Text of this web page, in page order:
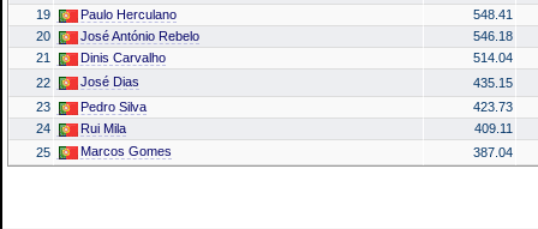
19
Paulo Herculano
548.41
20
José António Rebelo
546.18
21
Dinis Carvalho
514.04
22
José Dias
435.15
23
Pedro Silva
423.73
24
Rui Mila
409.11
25
Marcos Gomes 387.04